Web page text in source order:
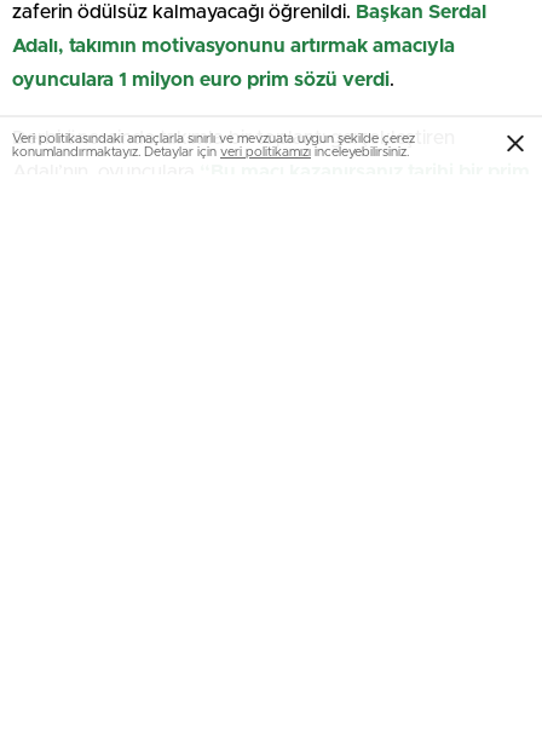
zaferin ödülsüz kalmayacağı öğrenildi. Başkan Serdal
Adalı, takımın motivasyonunu artırmak amacıyla
oyunculara 1 milyon euro prim sözü verdi.
Derbi öncesinde takımla bir toplantı gerçekleştiren
Veri politikasındaki amaçlarla sınırlı ve mevzuata uygun şekilde çerez
konumlandırmaktayız. Detaylar için veri politikamızı inceleyebilirsiniz.